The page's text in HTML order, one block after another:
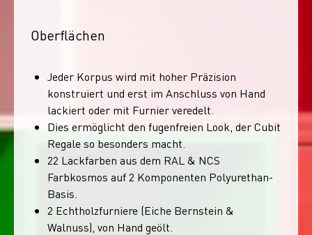
Oberflächen
Jeder Korpus wird mit hoher Präzision
konstruiert und erst im Anschluss von Hand
lackiert oder mit Furnier veredelt.
Dies ermöglicht den fugenfreien Look, der Cubit
Regale so besonders macht.
22 Lackfarben aus dem RAL & NCS
Farbkosmos auf 2 Komponenten Polyurethan-
Basis.
2 Echtholzfurniere (Eiche Bernstein &
Walnuss), von Hand geölt.